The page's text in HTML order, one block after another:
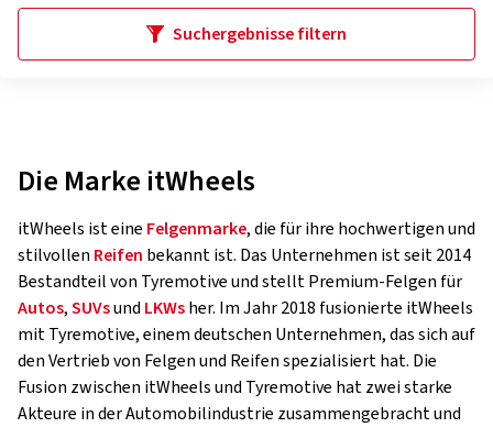
Suchergebnisse filtern
Die Marke itWheels
itWheels ist eine Felgenmarke, die für ihre hochwertigen und
stilvollen Reifen bekannt ist. Das Unternehmen ist seit 2014
Bestandteil von Tyremotive und stellt Premium-Felgen für
Autos,SUVsund LKWsher. Im Jahr 2018 fusionierte itWheels
mit Tyremotive, einem deutschen Unternehmen, das sich auf
den Vertrieb von Felgen und Reifen spezialisiert hat. Die
Fusion zwischen itWheels und Tyremotive hat zwei starke
Akteure in der Automobilindustrie zusammengebracht und